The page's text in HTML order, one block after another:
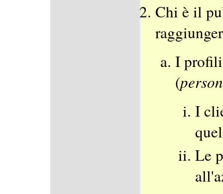
Chi è il
I profili
(
I
Le